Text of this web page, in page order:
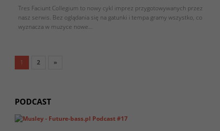
Tres Faciunt Collegium to nowy cykl imprez przygotowywanych przez
nasz serwis. Bez oglądania się na gatunki i tempa gramy wszystko, co
wyznacza w muzyce nowe…
1 2 »
PODCAST